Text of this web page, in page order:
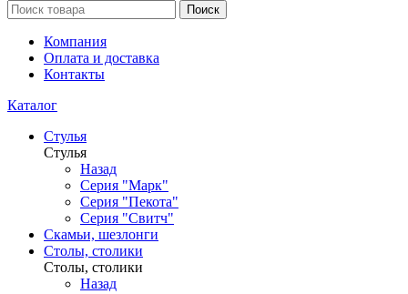
Поиск
Компания
Оплата и доставка
Контакты
Каталог
Стулья
Стулья
Назад
Серия "Марк"
Серия "Пекота"
Серия "Свитч"
Скамьи, шезлонги
Столы, столики
Столы, столики
Назад